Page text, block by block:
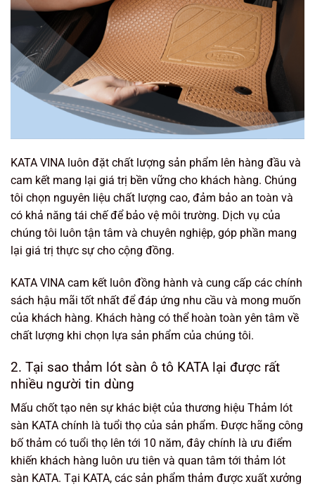
KATA VINA luôn đặt chất lượng sản phẩm lên hàng đầu và
cam kết mang lại giá trị bền vững cho khách hàng. Chúng
tôi chọn nguyên liệu chất lượng cao, đảm bảo an toàn và
có khả năng tái chế để bảo vệ môi trường. Dịch vụ của
chúng tôi luôn tận tâm và chuyên nghiệp, góp phần mang
lại giá trị thực sự cho cộng đồng.
KATA VINA cam kết luôn đồng hành và cung cấp các chính
sách hậu mãi tốt nhất để đáp ứng nhu cầu và mong muốn
của khách hàng. Khách hàng có thể hoàn toàn yên tâm về
chất lượng khi chọn lựa sản phẩm của chúng tôi.
2. Tại sao thảm lót sàn ô tô KATA lại được rất
nhiều người tin dùng
Mấu chốt tạo nên sự khác biệt của thương hiệu Thảm lót
sàn KATA chính là tuổi thọ của sản phẩm. Được hãng công
bố thảm có tuổi thọ lên tới 10 năm, đây chính là ưu điểm
khiến khách hàng luôn ưu tiên và quan tâm tới thảm lót
sàn KATA. Tại KATA, các sản phẩm thảm được xuất xưởng